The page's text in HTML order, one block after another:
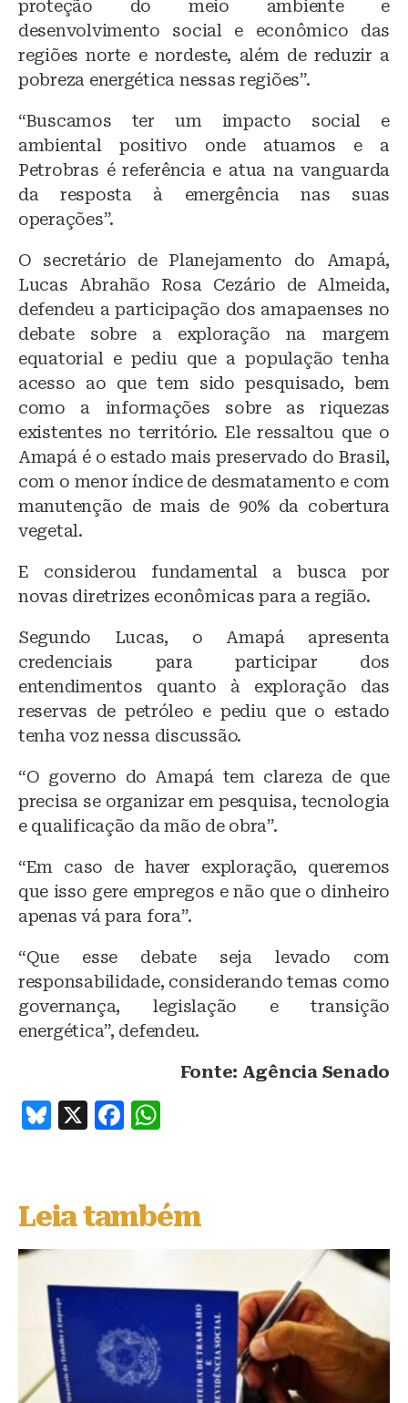
proteção do meio ambiente e
desenvolvimento social e econômico das
regiões norte e nordeste, além de reduzir a
pobreza energética nessas regiões”.
“Buscamos ter um impacto social e
ambiental positivo onde atuamos e a
Petrobras é referência e atua na vanguarda
da resposta à emergência nas suas
operações”.
O secretário de Planejamento do Amapá,
Lucas Abrahão Rosa Cezário de Almeida,
defendeu a participação dos amapaenses no
debate sobre a exploração na margem
equatorial e pediu que a população tenha
acesso ao que tem sido pesquisado, bem
como a informações sobre as riquezas
existentes no território. Ele ressaltou que o
Amapá é o estado mais preservado do Brasil,
com o menor índice de desmatamento e com
manutenção de mais de 90% da cobertura
vegetal.
E considerou fundamental a busca por
novas diretrizes econômicas para a região.
Segundo Lucas, o Amapá apresenta
credenciais para participar dos
entendimentos quanto à exploração das
reservas de petróleo e pediu que o estado
tenha voz nessa discussão.
“O governo do Amapá tem clareza de que
precisa se organizar em pesquisa, tecnologia
e qualificação da mão de obra”.
“Em caso de haver exploração, queremos
que isso gere empregos e não que o dinheiro
apenas vá para fora”.
“Que esse debate seja levado com
responsabilidade, considerando temas como
governança, legislação e transição
energética”, defendeu.
Fonte: Agência Senado
B
s
k
y
X
F
e
b
o
k
s
A
p
Leia também